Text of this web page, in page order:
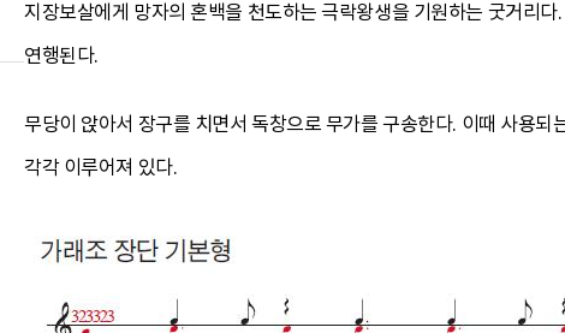
지장보살에게 망자의 혼백을 천도하는 극락왕생을 기원하는 굿거리
연행된다.
무당이 앉아서 장구를 치면서 독창으로 무가를 구송한다. 이때 사용
각각 이루어져 있다.